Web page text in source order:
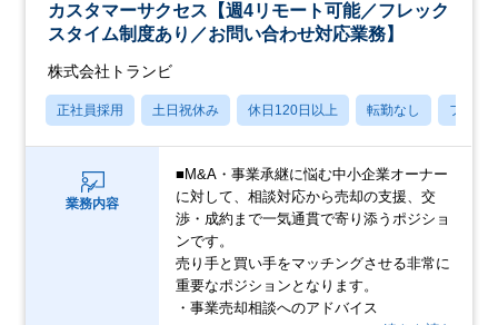
カスタマーサクセス【週4リモート可能／フレック
スタイム制度あり／お問い合わせ対応業務】
株式会社トランビ
正社員採用 土日祝休み 休日120日以上 転勤なし フレッ
業務内容
■M&A・事業承継に悩む中小企業オーナー
に対して、相談対応から売却の支援、交
渉・成約まで一気通貫で寄り添うポジショ
ンです。
売り手と買い手をマッチングさせる非常に
重要なポジションとなります。
・事業売却相談へのアドバイス